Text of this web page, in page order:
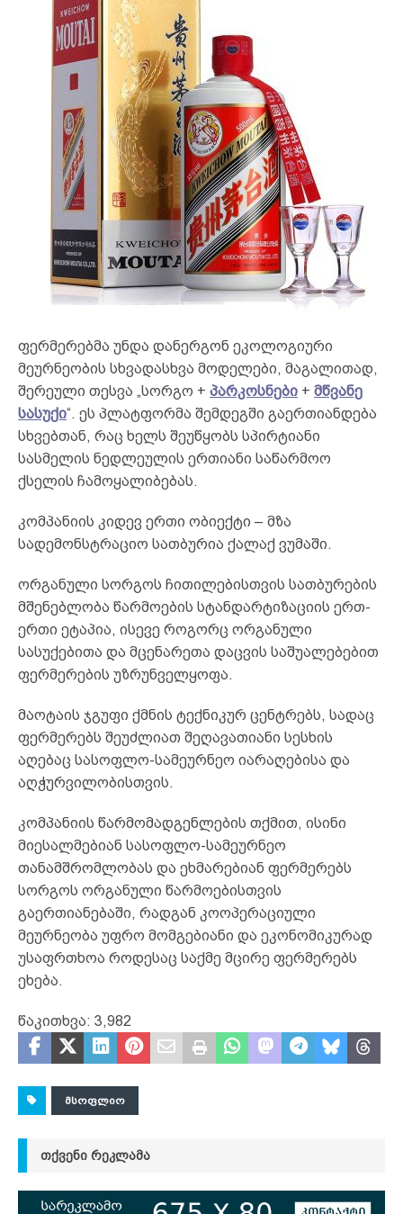
ფერმერებმა უნდა დანერგონ ეკოლოგიური
მეურნეობის სხვადასხვა მოდელები, მაგალითად,
შერეული თესვა „სორგო + პარკოსნები + მწვანე
სასუქი“. ეს პლატფორმა შემდეგში გაერთიანდება
სხვებთან, რაც ხელს შეუწყობს სპირტიანი
სასმელის ნედლეულის ერთიანი საწარმოო
ქსელის ჩამოყალიბებას.
კომპანიის კიდევ ერთი ობიექტი – მზა
სადემონსტრაციო სათბურია ქალაქ ვუმაში.
ორგანული სორგოს ჩითილებისთვის სათბურების
მშენებლობა წარმოების სტანდარტიზაციის ერთ-
ერთი ეტაპია, ისევე როგორც ორგანული
სასუქებითა და მცენარეთა დაცვის საშუალებებით
ფერმერების უზრუნველყოფა.
მაოტაის ჯგუფი ქმნის ტექნიკურ ცენტრებს, სადაც
ფერმერებს შეუძლიათ შეღავათიანი სესხის
აღებაც სასოფლო-სამეურნეო იარაღებისა და
აღჭურვილობისთვის.
კომპანიის წარმომადგენლების თქმით, ისინი
მიესალმებიან სასოფლო-სამეურნეო
თანამშრომლობას და ეხმარებიან ფერმერებს
სორგოს ორგანული წარმოებისთვის
გაერთიანებაში, რადგან კოოპერაციული
მეურნეობა უფრო მომგებიანი და ეკონომიკურად
უსაფრთხოა როდესაც საქმე მცირე ფერმერებს
ეხება.
წაკითხვა: 3,982
ᲛᲡᲝᲤᲚᲘᲝ
ᲗᲥᲕᲔᲜᲘ ᲠᲔᲙᲚᲐᲛᲐ